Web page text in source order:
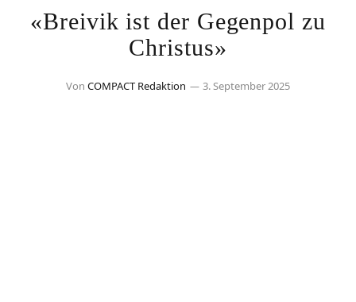
«Breivik ist der Gegenpol zu
Christus»
Von COMPACT Redaktion 3. September 2025